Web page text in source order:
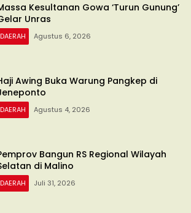
Kesultanan Gowa ‘Turun Gunung’
Unras
DAERAH Agustus 6, 2026
Awing Buka Warung Pangkep di
DAERAH Agustus 4, 2026
Bangun RS Regional Wilayah
di Malino
DAERAH Juli 31, 2026